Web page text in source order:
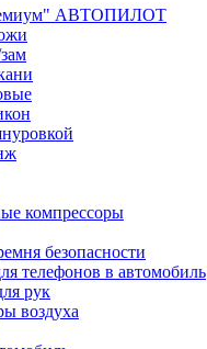
АВТОПИЛОТ
компрессоры
безопасности
телефонов в автомобиль
рук
воздуха